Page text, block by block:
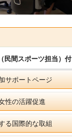
民間スポーツ担当）付
サポートページ
性の活躍促進
る国際的な取組